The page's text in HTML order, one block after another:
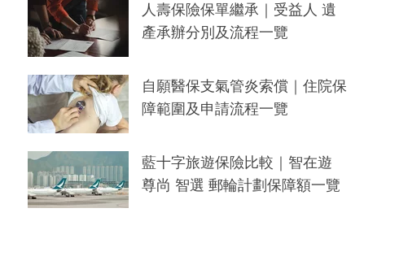
人壽保險保單繼承｜受益人 遺
產承辦分別及流程一覽
自願醫保支氣管炎索償｜住院保
障範圍及申請流程一覽
藍十字旅遊保險比較｜智在遊
尊尚 智選 郵輪計劃保障額一覽